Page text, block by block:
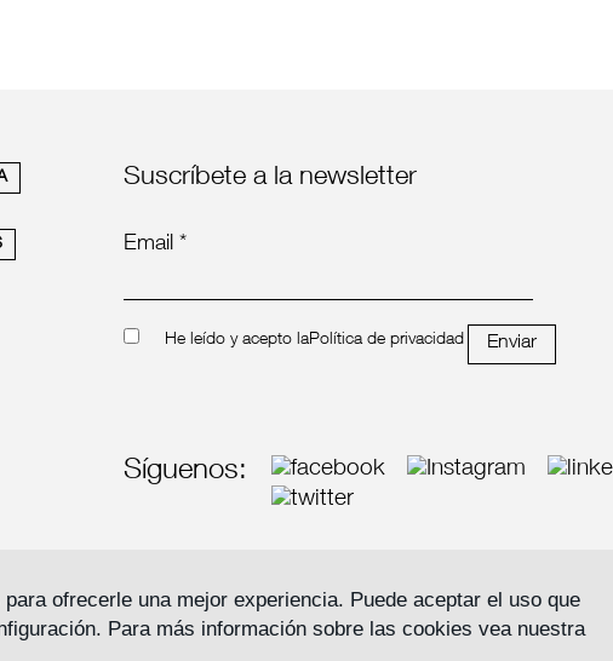
Suscríbete a la newsletter
Email *
He leído y acepto laPolítica de privacidad Enviar
Síguenos:
ofrecerle una mejor experiencia. Puede aceptar el uso que
Para más información sobre las cookies vea nuestra